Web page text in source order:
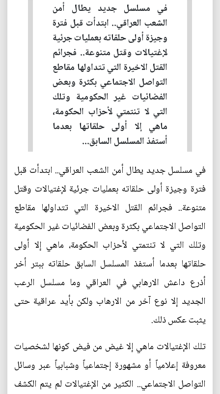
في مسلسل جديد يطال أمن
الشعب العراقي.. ابتدأت قبل فترة
وجيزة أولى حلقاته بعمليات جرئية
لإغتيالات وقتل متنوعة.. فجرائم
القتل الاخيرة التي تتداولها مقاطع
التواصل الاجتماعي بكثرة وبعض
الفضائيات غير الحكومية وتلك
التي لا تنتمتي لأحزاب الحكومة،
ماهي إلا أولى حلقاتها بعدما
أستفذ المسلسل السابق...
في مسلسل جديد يطال أمن الشعب العراقي.. ابتدأت قبل
فترة وجيزة أولى حلقاته بعمليات جرئية لإغتيالات وقتل
متنوعة.. فجرائم القتل الاخيرة التي تتداولها مقاطع
التواصل الاجتماعي بكثرة وبعض الفضائيات غير الحكومية
وتلك التي لا تنتمتي لأحزاب الحكومة، ماهي إلا أولى
حلقاتها بعدما أستفذ المسلسل السابق حلقاته ببتر أخر
أذرع داعش الارهابي في العراقي وما مسلسل الرعب
الجديد إلا نوع آخر من الارهاب ولكن بأيد عراقية حتى
يثبت عكس ذلك.
تلك الإغتيالات ماهي إلا غيض من فيض كونها لشخصيات
معروفة إعلامياً أو مشهورة إجتماعياً وشبابياً عبر وسائل
التواصل الاجتماعي.. الكثير من الإغتيالات لم يتم الكشف